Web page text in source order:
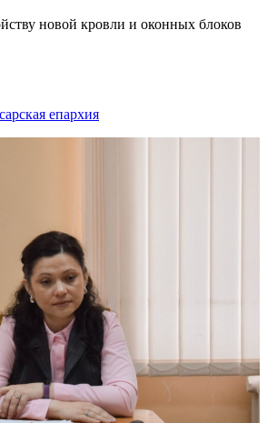
новой кровли и оконных блоков
епархия